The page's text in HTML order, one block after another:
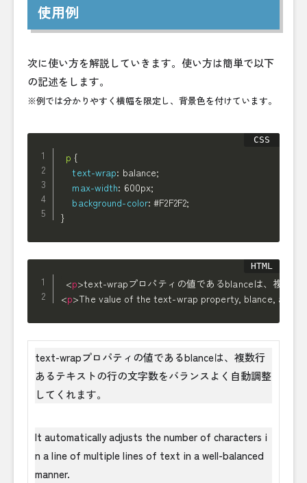
使用例
次に使い方を解説していきます。使い方は簡単で以下
の記述をします。
※例では分かりやすく横幅を限定し、背景色を付けています。
p {
text-wrap: balance;
max-width: 600px;
background-color: #F2F2F2;
}
<p>text-wrapプロパティの値であるblanceは、複数行
<p>The value of the text-wrap property, blance,
text-wrapプロパティの値であるblanceは、複数行
あるテキストの行の文字数をバランスよく自動調整
してくれます。
It automatically adjusts the number of characters i
n a line of multiple lines of text in a well-balanced
manner.